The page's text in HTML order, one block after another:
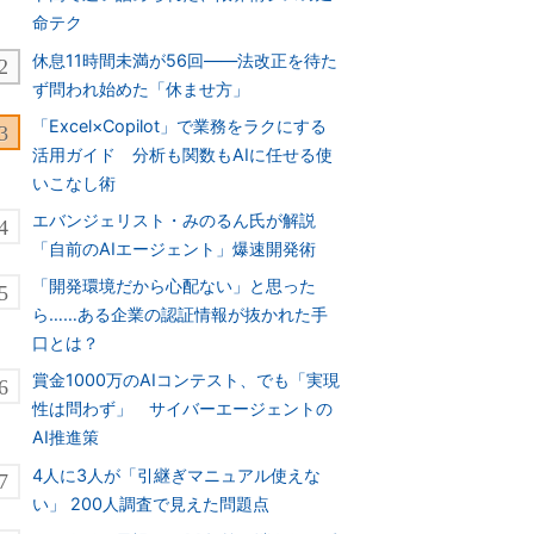
命テク
休息11時間未満が56回――法改正を待た
ず問われ始めた「休ませ方」
「Excel×Copilot」で業務をラクにする
活用ガイド 分析も関数もAIに任せる使
いこなし術
エバンジェリスト・みのるん氏が解説
「自前のAIエージェント」爆速開発術
「開発環境だから心配ない」と思った
ら……ある企業の認証情報が抜かれた手
口とは？
賞金1000万のAIコンテスト、でも「実現
性は問わず」 サイバーエージェントの
AI推進策
4人に3人が「引継ぎマニュアル使えな
い」 200人調査で見えた問題点